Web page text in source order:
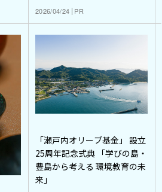
2026/04/24 PR
「瀬戸内オリーブ基金」 設立
25周年記念式典 「学びの島・
豊島から考える 環境教育の未
来」